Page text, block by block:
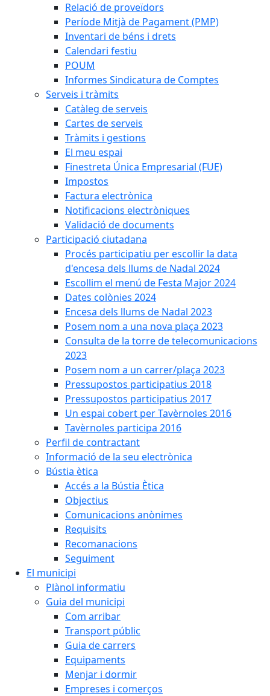
Relació de proveïdors
Període Mitjà de Pagament (PMP)
Inventari de béns i drets
Calendari festiu
POUM
Informes Sindicatura de Comptes
Serveis i tràmits
Catàleg de serveis
Cartes de serveis
Tràmits i gestions
El meu espai
Finestreta Única Empresarial (FUE)
Impostos
Factura electrònica
Notificacions electròniques
Validació de documents
Participació ciutadana
Procés participatiu per escollir la data
d'encesa dels llums de Nadal 2024
Escollim el menú de Festa Major 2024
Dates colònies 2024
Encesa dels llums de Nadal 2023
Posem nom a una nova plaça 2023
Consulta de la torre de telecomunicacions
2023
Posem nom a un carrer/plaça 2023
Pressupostos participatius 2018
Pressupostos participatius 2017
Un espai cobert per Tavèrnoles 2016
Tavèrnoles participa 2016
Perfil de contractant
Informació de la seu electrònica
Bústia ètica
Accés a la Bústia Ètica
Objectius
Comunicacions anònimes
Requisits
Recomanacions
Seguiment
El municipi
Plànol informatiu
Guia del municipi
Com arribar
Transport públic
Guia de carrers
Equipaments
Menjar i dormir
Empreses i comerços